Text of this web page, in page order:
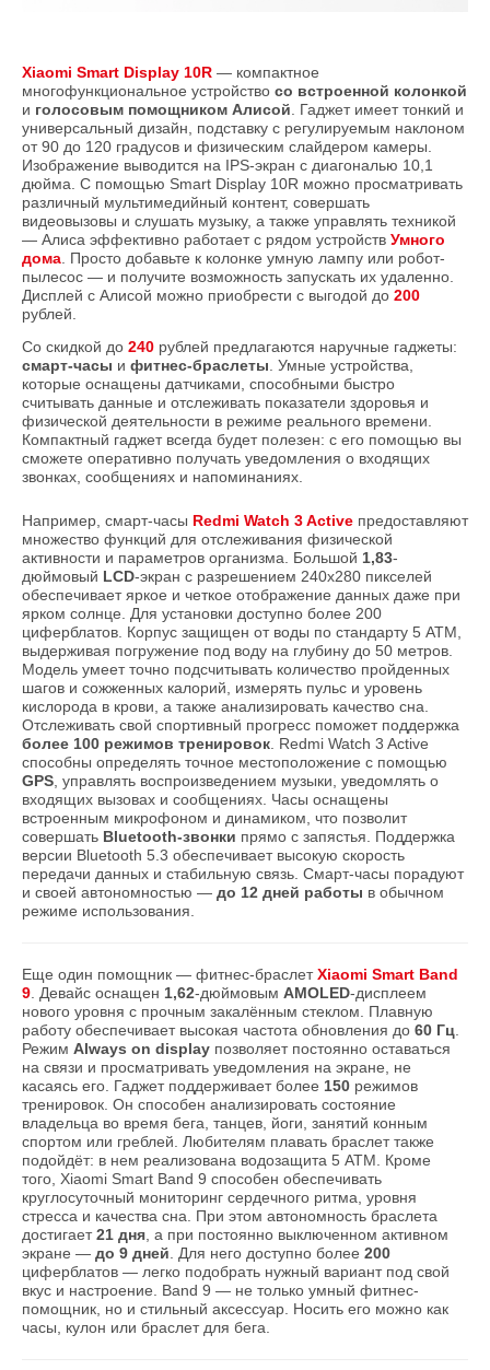
Xiaomi Smart Display 10R — компактное
многофункциональное устройство со встроенной колонкой
и голосовым помощником Алисой. Гаджет имеет тонкий и
универсальный дизайн, подставку с регулируемым наклоном
от 90 до 120 градусов и физическим слайдером камеры.
Изображение выводится на IPS-экран с диагональю 10,1
дюйма. С помощью Smart Display 10R можно просматривать
различный мультимедийный контент, совершать
видеовызовы и слушать музыку, а также управлять техникой
— Алиса эффективно работает с рядом устройств Умного
дома. Просто добавьте к колонке умную лампу или робот-
пылесос — и получите возможность запускать их удаленно.
Дисплей с Алисой можно приобрести с выгодой до 200
рублей.
Со скидкой до 240 рублей предлагаются наручные гаджеты:
смарт-часы и фитнес-браслеты. Умные устройства,
которые оснащены датчиками, способными быстро
считывать данные и отслеживать показатели здоровья и
физической деятельности в режиме реального времени.
Компактный гаджет всегда будет полезен: с его помощью вы
сможете оперативно получать уведомления о входящих
звонках, сообщениях и напоминаниях.
Например, смарт-часы Redmi Watch 3 Active предоставляют
множество функций для отслеживания физической
активности и параметров организма. Большой 1,83-
дюймовый LCD-экран с разрешением 240x280 пикселей
обеспечивает яркое и четкое отображение данных даже при
ярком солнце. Для установки доступно более 200
циферблатов. Корпус защищен от воды по стандарту 5 ATM,
выдерживая погружение под воду на глубину до 50 метров.
Модель умеет точно подсчитывать количество пройденных
шагов и сожженных калорий, измерять пульс и уровень
кислорода в крови, а также анализировать качество сна.
Отслеживать свой спортивный прогресс поможет поддержка
более 100 режимов тренировок. Redmi Watch 3 Active
способны определять точное местоположение с помощью
GPS, управлять воспроизведением музыки, уведомлять о
входящих вызовах и сообщениях. Часы оснащены
встроенным микрофоном и динамиком, что позволит
совершать Bluetooth-звонки прямо с запястья. Поддержка
версии Bluetooth 5.3 обеспечивает высокую скорость
передачи данных и стабильную связь. Смарт-часы порадуют
и своей автономностью — до 12 дней работы в обычном
режиме использования.
Еще один помощник — фитнес-браслетXiaomi Smart Band
9. Девайс оснащен 1,62-дюймовым AMOLED-дисплеем
нового уровня с прочным закалённым стеклом. Плавную
работу обеспечивает высокая частота обновления до 60 Гц.
Режим Always оn display позволяет постоянно оставаться
на связи и просматривать уведомления на экране, не
касаясь его. Гаджет поддерживает более 150 режимов
тренировок. Он способен анализировать состояние
владельца во время бега, танцев, йоги, занятий конным
спортом или греблей. Любителям плавать браслет также
подойдёт: в нем реализована водозащита 5 АТМ. Кроме
того, Xiaomi Smart Band 9 способен обеспечивать
круглосуточный мониторинг сердечного ритма, уровня
стресса и качества сна. При этом автономность браслета
достигает21 дня, а при постоянно выключенном активном
экране — до 9 дней. Для него доступно более 200
циферблатов — легко подобрать нужный вариант под свой
вкус и настроение. Band 9 — не только умный фитнес-
помощник, но и стильный аксессуар. Носить его можно как
часы, кулон или браслет для бега.